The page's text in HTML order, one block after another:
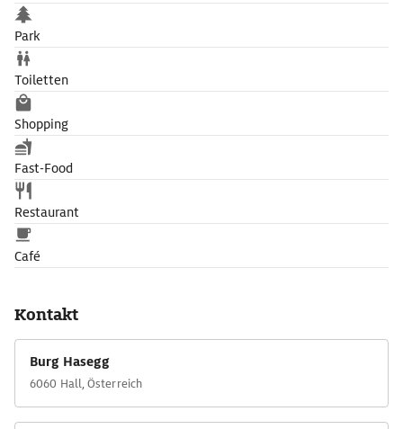
Park
Toiletten
Shopping
Fast-Food
Restaurant
Café
Kontakt
Burg Hasegg
6060 Hall, Österreich